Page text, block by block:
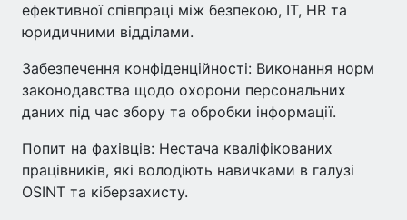
ефективної співпраці між безпекою, IT, HR та
юридичними відділами.
Забезпечення конфіденційності: Виконання норм
законодавства щодо охорони персональних
даних під час збору та обробки інформації.
Попит на фахівців: Нестача кваліфікованих
працівників, які володіють навичками в галузі
OSINT та кіберзахисту.